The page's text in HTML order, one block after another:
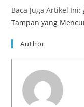
Baca Juga Artikel Ini:
Tampan yang
Author